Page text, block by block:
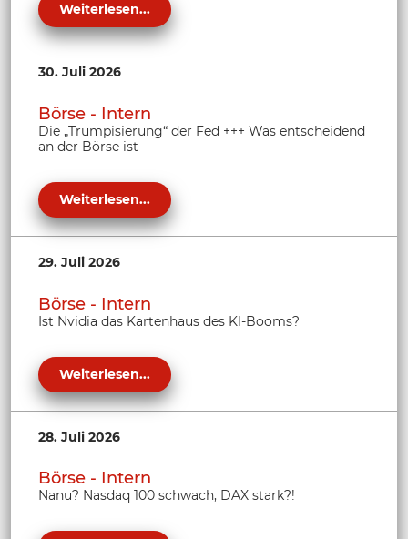
Weiterlesen...
30. Juli 2026
Börse - Intern
Die „Trumpisierung“ der Fed +++ Was entscheidend
an der Börse ist
Weiterlesen...
29. Juli 2026
Börse - Intern
Ist Nvidia das Kartenhaus des KI-Booms?
Weiterlesen...
28. Juli 2026
Börse - Intern
Nanu? Nasdaq 100 schwach, DAX stark?!